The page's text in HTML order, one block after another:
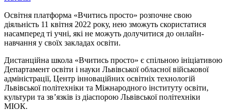
Освітня платформа «Вчитись просто» розпочне свою
діяльність 11 квітня 2022 року, нею зможуть скористатися
насамперед ті учні, які не можуть долучитися до онлайн-
навчання у своїх закладах освіти.
Дистанційна школа «Вчитись просто» є спільною ініціативою
Департамент освіти і науки Львівської обласної військової
адміністрації, Центр інноваційних освітніх технологій
Львівської політехніки та Міжнародного інституту освіти,
культури та зв’язків із діаспорою Львівської політехніки
МІОК.